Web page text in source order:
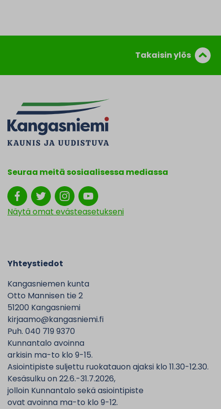
Takaisin ylös
Seuraa meitä sosiaalisessa mediassa
Näytä omat evästeasetukseni
Yhteystiedot
Kangasniemen kunta
Otto Mannisen tie 2
51200 Kangasniemi
kirjaamo@kangasniemi.fi
Puh. 040 719 9370
Kunnantalo avoinna
arkisin ma-to klo 9-15.
Asiointipiste suljettu ruokatauon ajaksi klo 11.30-12.30.
Kesäsulku on 22.6.-31.7.2026,
jolloin Kunnantalo sekä asiointipiste
ovat avoinna ma-to klo 9-12.